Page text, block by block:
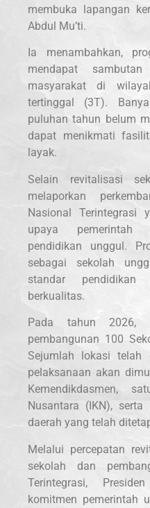
membuka lapangan
Abdul Mu’ti.
Ia menambahkan,
mendapat
masyarakat di
tertinggal (3T).
puluhan tahun belum
dapat menikmati
layak.
Selain revitalisasi
melaporkan
Nasional Terintegrasi
upaya pemerintah
pendidikan unggul.
sebagai sekolah
standar
berkualitas.
Pada tahun 2026,
pembangunan 100
Sejumlah lokasi telah
pelaksanaan akan
Kemendikdasmen,
Nusantara (IKN),
daerah yang telah
Melalui percepatan
sekolah dan
Terintegrasi,
komitmen pemerintah